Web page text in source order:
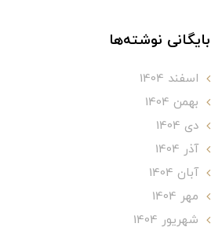
بایگانی نوشته‌ها
اسفند 1404
بهمن 1404
دی 1404
آذر 1404
آبان 1404
مهر 1404
شهریور 1404